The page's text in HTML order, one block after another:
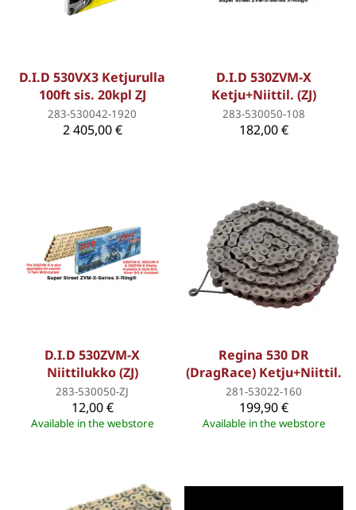
D.I.D 530VX3 Ketjurulla
100ft sis. 20kpl ZJ
283-530042-1920
2 405,00 €
D.I.D 530ZVM-X
Ketju+Niittil. (ZJ)
283-530050-108
182,00 €
D.I.D 530ZVM-X
Niittilukko (ZJ)
283-530050-ZJ
12,00 €
Available in the webstore
Regina 530 DR
(DragRace) Ketju+Niittil.
281-53022-160
199,90 €
Available in the webstore